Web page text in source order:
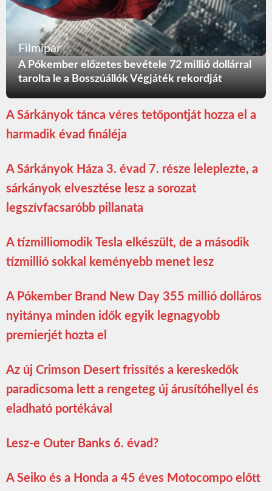
Filmipar
A Pókember előzetes bevétele 72 millió dollárral
tarolta le a Bosszúállók Végjáték rekordját
A Sárkányok tánca véres tetőpontját hozza el a
harmadik évad fináléja
A Sárkányok Háza 3. évad 7. része leleplezte, a
sárkányok elvesztése lesz a sorozat
legszívfacsaróbb pillanata
A tízmilliomodik Tesla elkészült, de a második
tízmillió sokkal keményebb menet lesz
A Pókember Brand New Day 355 millió dolláros
nyitánya minden idők egyik legnagyobb
premierjét hozta el
Az új Crimson Desert frissítés a kereskedők
paradicsoma lett a rengeteg új árusítóhellyel és
eladható portékával
Lesz-e Outer Banks 6. évad?
A Seiko és a Honda a 45 éves Motocompo előtt